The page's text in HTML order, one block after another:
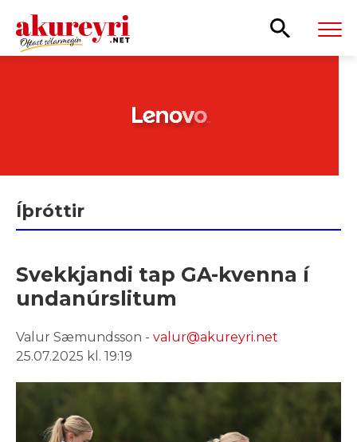
Íþróttir
Svekkjandi tap GA-kvenna í
undanúrslitum
Valur Sæmundsson - valur@akureyri.net
25.07.2025 kl. 19:19